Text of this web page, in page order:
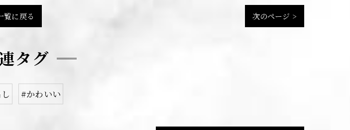
覧に戻る 次のページ >
タグ
#かわいい